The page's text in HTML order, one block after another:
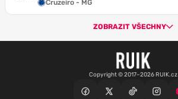
Cruzeiro - MG
ZOBRAZIT VŠECHNY
Copyright © 2017–2026 RUIK.cz